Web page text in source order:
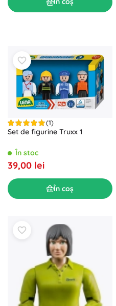
(1)
Set de figurine Truxx 1
În stoc
39,00 lei
În coș